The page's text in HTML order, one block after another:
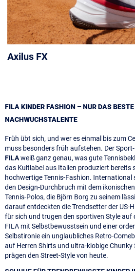
Axilus FX
FILA KINDER FASHION – NUR DAS BESTE
NACHWUCHSTALENTE
Früh übt sich, und wer es einmal bis zum
muss besonders früh aufstehen. Der
FILAweiß ganz genau, was gute
das Kultlabel aus Italien produziert bereits
hochwertige Tennis-Fashion. International
den Design-Durchbruch mit dem
Tennis-Polos, die Björn Borg zu seinem
darauf entdeckten die Trendsetter der US-
für sich und trugen den sportiven Style auf
FILA mit Selbstbewusstsein und einer
Selbstironie ein unglaubliches Retro-
auf Herren Shirts und ultra-klobige Chunky
prägen den Street-Style von heute.